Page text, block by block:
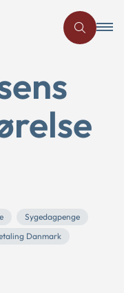
Sygedagpenge
Danmark